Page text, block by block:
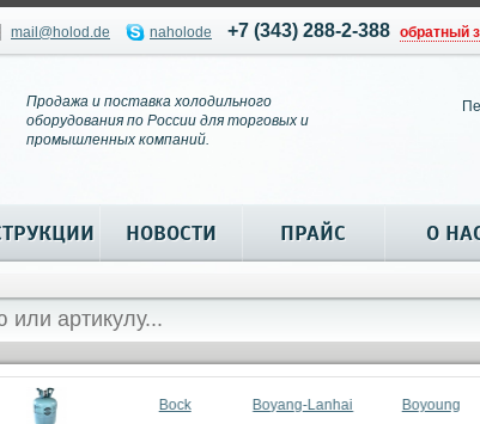
mail@holod.de naholode +7 (343) 288-2-388 обратный
Продажа и поставка холодильного
оборудования по России для торговых и
промышленных компаний.
НОВОСТИ ПРАЙС О
Bock Boyang-Lanhai Boyoung